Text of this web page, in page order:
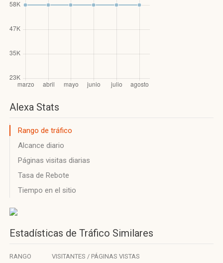
Alexa Stats
Rango de tráfico
Alcance diario
Páginas visitas diarias
Tasa de Rebote
Tiempo en el sitio
Estadísticas de Tráfico Similares
RANGO VISITANTES / PÁGINAS VISTAS